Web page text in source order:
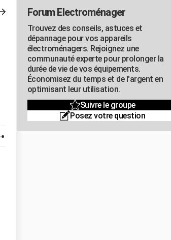
Forum Electroménager
Trouvez des conseils, astuces et
dépannage pour vos appareils
électroménagers. Rejoignez une
communauté experte pour prolonger la
durée de vie de vos équipements.
Économisez du temps et de l'argent en
optimisant leur utilisation.
Suivre le groupe
Posez votre question